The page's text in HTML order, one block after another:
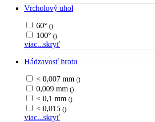
Vrcholový uhol
60° ()
100° ()
viac...skryť
Hádzavosť hrotu
< 0,007 mm ()
0,009 mm ()
< 0,1 mm ()
< 0,015 ()
viac...skryť